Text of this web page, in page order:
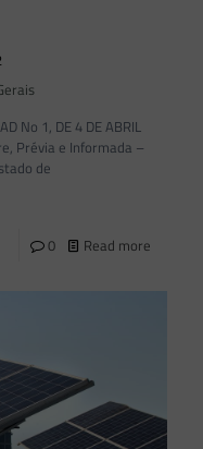
No 1, DE 4 DE ABRIL
Prévia e Informada –
de
0 Read more